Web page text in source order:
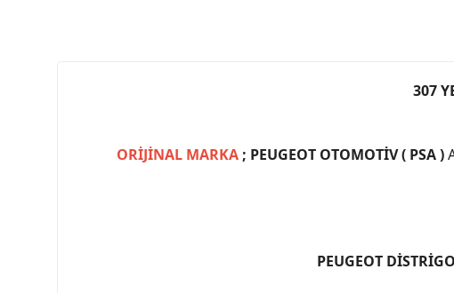
307
ORİJİNAL MARKA; PEUGEOT OTOMOTİV ( PSA )
PEUGEOT DİSTRİGO